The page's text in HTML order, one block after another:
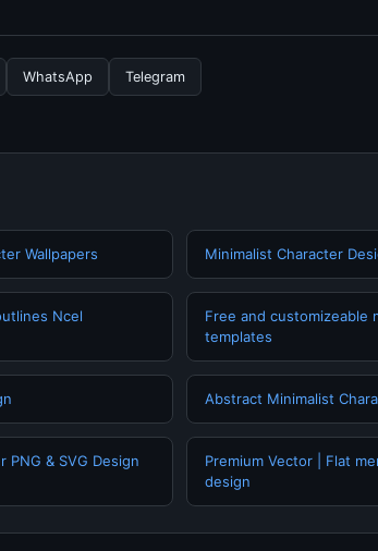
WhatsApp Telegram
Wallpapers Minimalist Character
Ncel
Free and customizeable
templates
Abstract Minimalist
PNG & SVG Design
Premium Vector | Flat
design